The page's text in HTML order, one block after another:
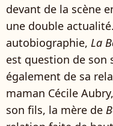
devant de la scène
une double
autobiographie, La
est question de son
également de sa
maman Cécile Aubry,
son fils, la mère de